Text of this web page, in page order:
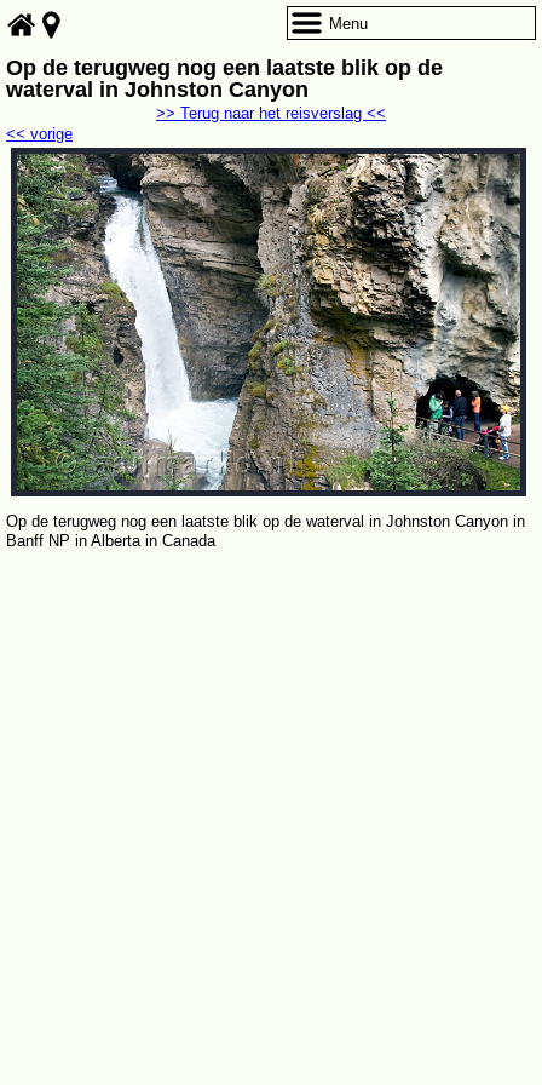
Op de terugweg nog een laatste blik op de
waterval in Johnston Canyon
<< vorige
>> Terug naar het reisverslag <<
Op de terugweg nog een laatste blik op de waterval in Johnston Canyon in
Banff NP in Alberta in Canada
Menu